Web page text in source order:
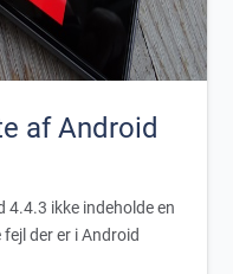
af Android
ikke indeholde en
der er i Android